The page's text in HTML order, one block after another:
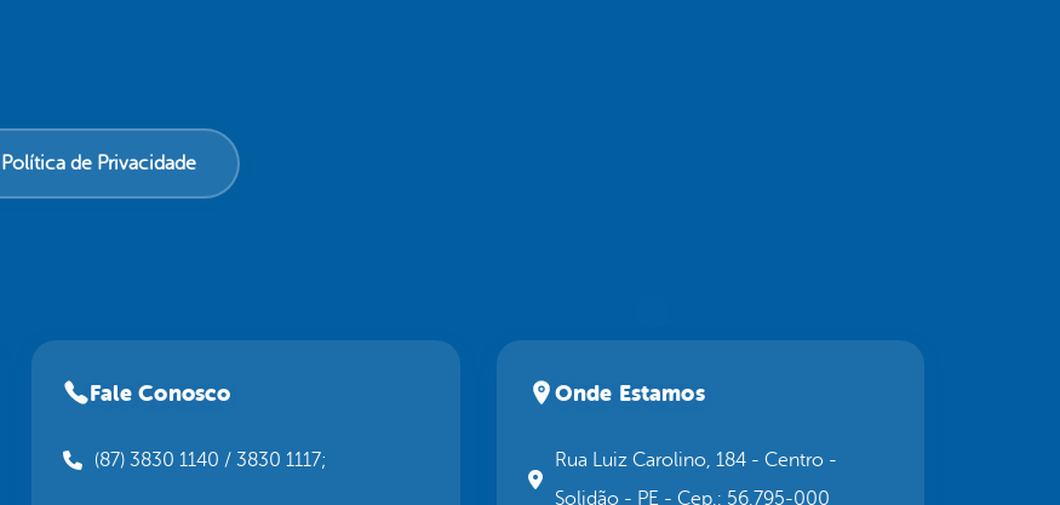
Política de Privacidade
Fale Conosco
(87) 3830 1140 / 3830 1117;
Onde Estamos
Rua Luiz Carolino, 184 - Centro -
Solidão - PE - Cep.: 56.795-000